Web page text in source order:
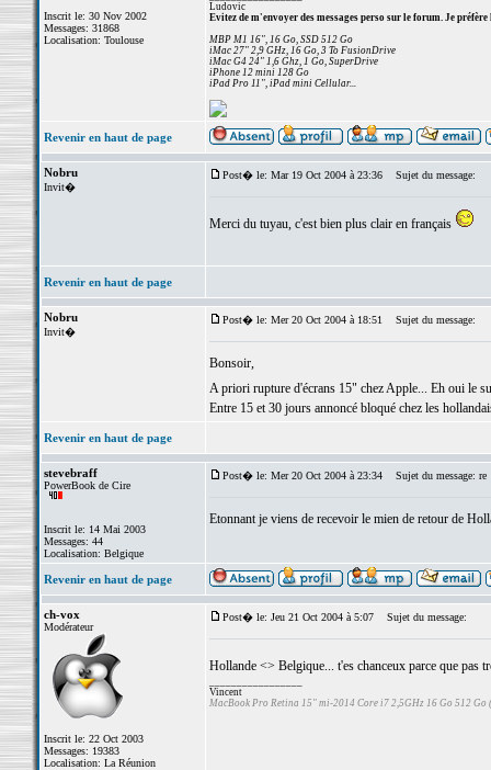
Inscrit le: 30 Nov 2002
Messages: 31868
Localisation: Toulouse
Ludovic
Evitez de m'envoyer des messages perso sur le forum. Je préfère
MBP M1 16", 16 Go, SSD 512 Go
iMac 27" 2,9 GHz, 16 Go, 3 To FusionDrive
iMac G4 24" 1,6 Ghz, 1 Go, SuperDrive
iPhone 12 mini 128 Go
iPad Pro 11", iPad mini Cellular...
Revenir en haut de page
Nobru
Invit�
Post� le: Mar 19 Oct 2004 à 23:36 Sujet du message:
Merci du tuyau, c'est bien plus clair en français
Revenir en haut de page
Nobru
Invit�
Post� le: Mer 20 Oct 2004 à 18:51 Sujet du message:
Bonsoir,
A priori rupture d'écrans 15" chez Apple... Eh oui le
Entre 15 et 30 jours annoncé bloqué chez les
Revenir en haut de page
stevebraff
PowerBook de Cire
Inscrit le: 14 Mai 2003
Messages: 44
Localisation: Belgique
Post� le: Mer 20 Oct 2004 à 23:34 Sujet du message: re
Etonnant je viens de recevoir le mien de retour de
Revenir en haut de page
ch-vox
Modérateur
Inscrit le: 22 Oct 2003
Messages: 19383
Localisation: La Réunion
Post� le: Jeu 21 Oct 2004 à 5:07 Sujet du message:
Hollande <> Belgique... t'es chanceux parce que pas
Vincent
MacBook Pro Retina 15" mi-2014 Core i7 2,5GHz 16 Go 512 Go